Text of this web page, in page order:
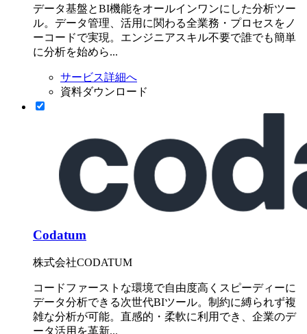
データ基盤とBI機能をオールインワンにした分析ツー
ル。データ管理、活用に関わる全業務・プロセスをノ
ーコードで実現。エンジニアスキル不要で誰でも簡単
に分析を始めら...
サービス詳細へ
資料ダウンロード
Codatum
株式会社CODATUM
コードファーストな環境で自由度高くスピーディーに
データ分析できる次世代BIツール。制約に縛られず複
雑な分析が可能。直感的・柔軟に利用でき、企業のデ
ータ活用を革新...